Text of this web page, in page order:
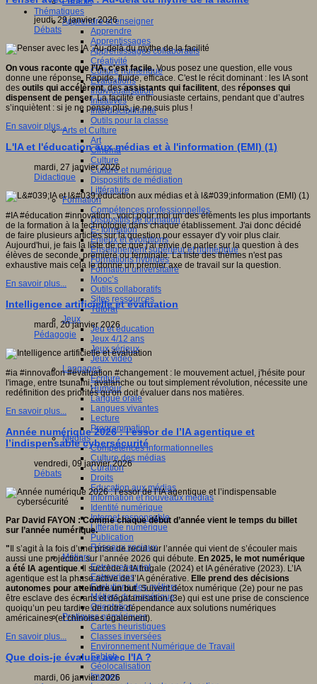
Thématiques
Apprendre et enseigner
Apprendre
Apprentissages
Apprentissages collaboratifs
Créativité
Culture numérique
Evaluations
Individualisation
Initiatives
Interdisciplinarité
Outils pour la classe
Arts et Culture
Art
Cinéma
Culture
Culture et numérique
Dispositifs de médiation
Littérature
Formation
Compétences professionnelles
Dispositifs de formation
E- formation
Enjeux et évolutions
Enseignement supérieur et numérique
Formations hybrides
Formation universitaire
Mooc’s
Outils collaboratifs
Sites ressources
Tutorat
Jeux
Jeu et éducation
Jeux 4/12 ans
Jeux sérieux
Jeux vidéo
Langages
Ecriture
Humour
Langue orale
Langues vivantes
Lecture
Programmation
Médias
Compétences informationnelles
Culture des médias
Curation
Droits
Education aux médias
Information et nouveaux médias
Identité numérique
Internet responsable
Littératie numérique
Publication
Réseaux sociaux
Métiers
Entrepreneuriat
Entreprises
Evolutions des métiers
Métiers du numérique
Orientation
Pratiques numériques
Cartes heuristiques
Classes inversées
Environnement Numérique de Travail
Fablab
Géolocalisation
Images
jeudi, 29 janvier 2026
Débats
On vous raconte que l'IA, c'est facile.Vous posez une question, elle vous
donne une réponse. Rapide, fluide, efficace. C'est le récit dominant : les IA sont
des outils qui accélèrent, desassistants qui facilitent, des réponses qui
dispensent de penser. La facilité enthousiaste certains, pendant que d’autres
s’inquiètent : si je ne pense plus, je ne suis plus !
En savoir plus...
L'IA et l'éducation aux médias et à l'information (EMI) (1)
mardi, 27 janvier 2026
Didactique
#IA #éducation #innovation : voici pour moi un des éléments les plus importants
de la formation à la technologie dans chaque établissement. J'ai donc décidé
de faire plusieurs articles sur la question pour essayer d'y voir plus clair.
Aujourd'hui, je fais la liste de ce que j'ai envie de parler sur la question à des
élèves de seconde, première ou terminale. La liste des thèmes n'est pas
exhaustive mais cela le donne un premier axe de travail sur la question.
En savoir plus...
Intelligence artificielle et évaluation
mardi, 20 janvier 2026
Pédagogie
#ia #innovation #évaluation #changement : le mouvement actuel, j'hésite pour
l'image, entre tsunami, avalanche ou tout simplement révolution, nécessite une
redéfinition des priorités qu'on doit évaluer dans nos matières.
En savoir plus...
Année numérique 2026 : l’essor de l’IA agentique et
l’indispensable cybersécurité
vendredi, 09 janvier 2026
Débats
Par David FAYON : Comme chaque début d’année vient le temps du billet
sur l’année numérique.
" Il s’agit à la fois d’une prise de recul sur l’année qui vient de s’écouler mais
aussi une projection sur l’année 2026 qui débute. En 2025, le mot numérique
a été IA agentique. Il succède à IA frugale (2024) et IA générative (2023). L’IA
agentique est la phase active de l’IA générative. Elle prend des décisions
autonomes pour atteindre un but. Suivent détox numérique (2e) pour ne pas
être esclave des écrans et dégafamisation (3e) qui est une prise de conscience
quoiqu’un peu tardive de notre dépendance aux solutions numériques
américaines (et chinoises également).
En savoir plus...
Que dois-je évaluer avec l'IA ?
mardi, 06 janvier 2026